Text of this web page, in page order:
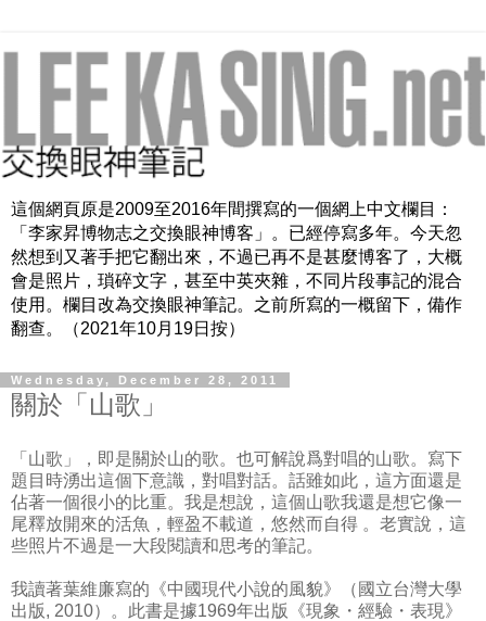
這個網頁原是2009至2016年間撰寫的一個網上中文欄目：
「李家昇博物志之交換眼神博客」。已經停寫多年。今天忽
然想到又著手把它翻出來，不過已再不是甚麼博客了，大概
會是照片，瑣碎文字，甚至中英夾雜，不同片段事記的混合
使用。欄目改為交換眼神筆記。之前所寫的一概留下，備作
翻查。（2021年10月19日按）
Wednesday, December 28, 2011
關於「山歌」
「山歌」，即是關於山的歌。也可解說爲對唱的山歌。寫下
題目時湧出這個下意識，對唱對話。話雖如此，這方面還是
佔著一個很小的比重。我是想說，這個山歌我還是想它像一
尾釋放開來的活魚，輕盈不載道，悠然而自得 。老實說，這
些照片不過是一大段閱讀和思考的筆記。
我讀著葉維廉寫的《中國現代小說的風貌》（國立台灣大學
出版, 2010）。此書是據1969年出版《現象・經驗・表現》